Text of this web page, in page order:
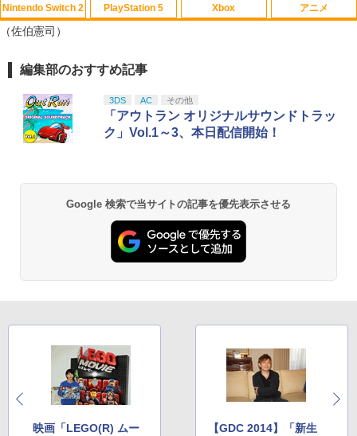
1
【中古】「俺の妹がこんなに可愛いわけ
￥549
2
【中古】メガドライブソフト ヴァーミリ
任天堂 『とびだせ どうぶつの森 amiibo
+』amiiboカード【サンリオキャラクタ
【中古】ONE PIECE 海賊無双4
1
ゾンビランドサガLIVE～フランシュシュ
￥7,920
2
舞台「文豪とアルケミスト 余計者ノ挽
『劇場版ハイキュー!! ゴミ捨て場の決
戦』 豪華版【Blu-ray】 [ 古舘春一 ]
【Blu-ray】 [ 野田サトル ]
Nintendo Switch 2
1
スプラトゥーン レイダース|オンライン
￥5,832
2 スプラトゥーン レイダース -Switch2
￥6,447
￥55,491
ニンテンドープリペイド番号 9000円|オ
PlayStation 5
1
PlayStation 5 デジタル・エディション
ese only (CFI-2200B01)
￥55,000
Beast of Reincarnation -PS5 【特典】
プロダクトコード 封入
￥7,286
【純正品】DualSense ワイヤレスコン
ZCT2J01)
Xbox
1
【純正品】Xbox ワイヤレス コントロー
￥8,300
ラー (ロボット ホワイト)
【純正品】Xbox 充電式バッテリー + US
アニメ
1
劇場版「鬼滅の刃」無限城編 第一章 猗
￥3,982
2
劇場版「鬼滅の刃」無限城編 第一章 猗
窩座再来 通常版 [DVD]
ナル三方背収納ケース付きコレクション)
カー特典:【坤と離】二振りの剣、十翼よ
り来たる！スタジオ描き下ろしイラスト
（佐伯憲司）
編集部のおすすめ記事
3DS AC その他
「アウトラン オリジナルサウンドトラッ
ク」Vol.1～3、本日配信開始！
Google 検索で当サイトの記事を優先表示させる
映画「LEGO(R) ムー
【GDC 2014】「新生